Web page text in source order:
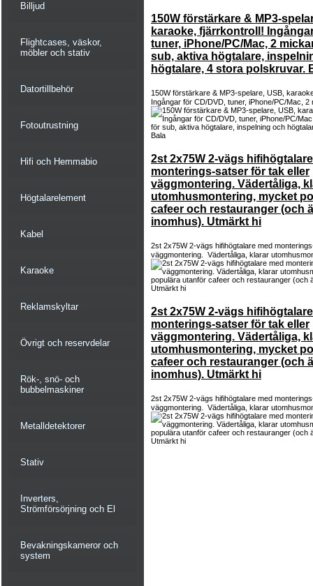
Billjud
Flightcases, väskor,
möbler och stativ
Datortillbehör
Fotoutrustning
Hifi och Hemmabio
Högtalarelement
Kabel
Karaoke
Reklamskyltar
Övrigt och reservdelar
Rök-, snö- och
bubbelmaskiner
Metalldetektorer
Stativ
Inverters,
Strömförsörjning och El
Bevakningskameror och
system
150W förstärkare & MP3-
karaoke, fjärrkontroll!
tuner, iPhone/PC/Mac, 2
sub, aktiva högtalare,
högtalare, 4 stora polskruvar.
150W förstärkare & MP3-spelare, USB,
Ingångar för CD/DVD, tuner, iPhone/PC/Mac,
2st 2x75W 2-vägs
monterings-satser för tak eller
väggmontering. Vädertåliga,
utomhusmontering, mycket
cafeer och restauranger (och
inomhus). Utmärkt hi
2st 2x75W 2-vägs hifihögtalare med
väggmontering. Vädertåliga, klarar
2st 2x75W 2-vägs
monterings-satser för tak eller
väggmontering. Vädertåliga,
utomhusmontering, mycket
cafeer och restauranger (och
inomhus). Utmärkt hi
2st 2x75W 2-vägs hifihögtalare med
väggmontering. Vädertåliga, klarar